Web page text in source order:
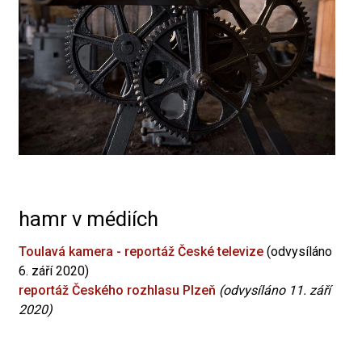
hamr v médiích
Toulavá kamera - reportáž České televize (odvysíláno
6. září 2020)
reportáž Českého rozhlasu Plzeň (odvysíláno 11. září
2020)